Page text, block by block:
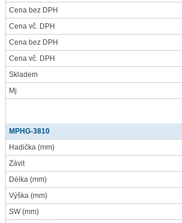
Cena bez DPH
Cena vč. DPH
Cena bez DPH
Cena vč. DPH
Skladem
Mj
MPHG-3810
Hadička (mm)
Závit
Délka (mm)
Výška (mm)
SW(mm)